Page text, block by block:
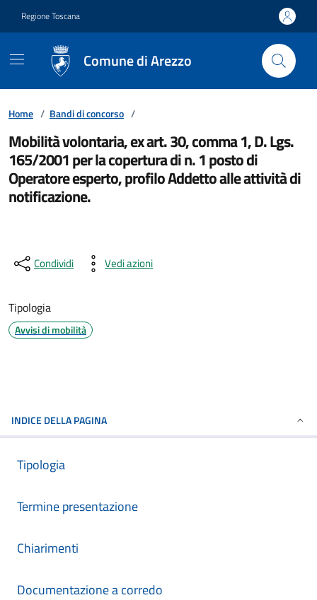
Regione Toscana
Comune di Arezzo
Home / Bandi di concorso /
Mobilità volontaria, ex art. 30, comma 1, D. Lgs.
165/2001 per la copertura di n. 1 posto di
Operatore esperto, profilo Addetto alle attività di
notificazione.
Condividi Vedi azioni
Tipologia
Avvisi di mobilità
INDICE DELLA PAGINA
Tipologia
Termine presentazione
Chiarimenti
Documentazione a corredo